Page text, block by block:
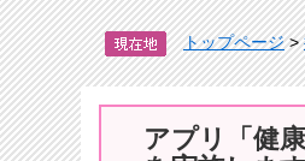
トップページ>
アプリ「健